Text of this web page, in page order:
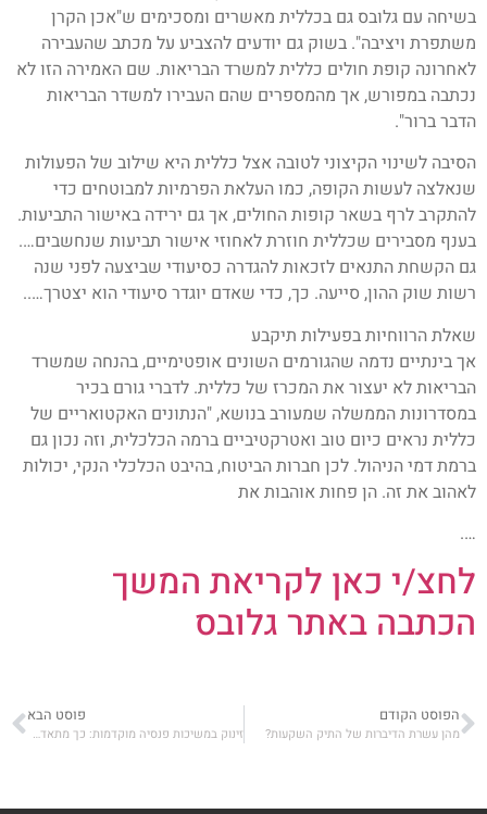
בשיחה עם גלובס גם בכללית מאשרים ומסכימים ש"אכן הקרן
משתפרת ויציבה". בשוק גם יודעים להצביע על מכתב שהעבירה
לאחרונה קופת חולים כללית למשרד הבריאות. שם האמירה הזו לא
נכתבה במפורש, אך מהמספרים שהם העבירו למשדר הבריאות
הדבר ברור".
הסיבה לשינוי הקיצוני לטובה אצל כללית היא שילוב של הפעולות
שנאלצה לעשות הקופה, כמו העלאת הפרמיות למבוטחים כדי
להתקרב לרף בשאר קופות החולים, אך גם ירידה באישור התביעות.
בענף מסבירים שכללית חוזרת לאחוזי אישור תביעות שנחשבים….
גם הקשחת התנאים לזכאות להגדרה כסיעודי שביצעה לפני שנה
רשות שוק ההון, סייעה. כך, כדי שאדם יוגדר סיעודי הוא יצטרך…..
שאלת הרווחיות בפעילות תיקבע
אך בינתיים נדמה שהגורמים השונים אופטימיים, בהנחה שמשרד
הבריאות לא יעצור את המכרז של כללית. לדברי גורם בכיר
במסדרונות הממשלה שמעורב בנושא, "הנתונים האקטואריים של
כללית נראים כיום טוב ואטרקטיביים ברמה הכלכלית, וזה נכון גם
ברמת דמי הניהול. לכן חברות הביטוח, בהיבט הכלכלי הנקי, יכולות
לאהוב את זה. הן פחות אוהבות את
….
לחצ/י כאן לקריאת המשך
הכתבה באתר גלובס
הפוסט הקודם
מהן עשרת הדיברות של התיק השקעות?
פוסט הבא
זינוק במשיכות פנסיה מוקדמות: כך מתאדה החיסכון של הציבור